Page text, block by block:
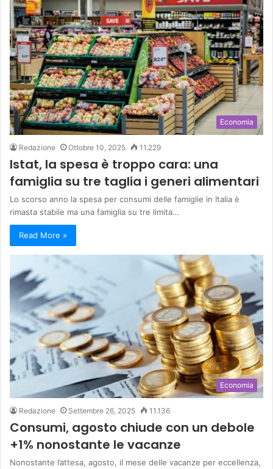
Economia
Redazione Ottobre 10, 2025 11.229
Istat, la spesa è troppo cara: una
famiglia su tre taglia i generi alimentari
Lo scorso anno la spesa per consumi delle famiglie in Italia è
rimasta stabile ma una famiglia su tre limita…
Read More »
Economia
Redazione Settembre 26, 2025 11.136
Consumi, agosto chiude con un debole
+1% nonostante le vacanze
Nonostante l’attesa, agosto, il mese delle vacanze per eccellenza,